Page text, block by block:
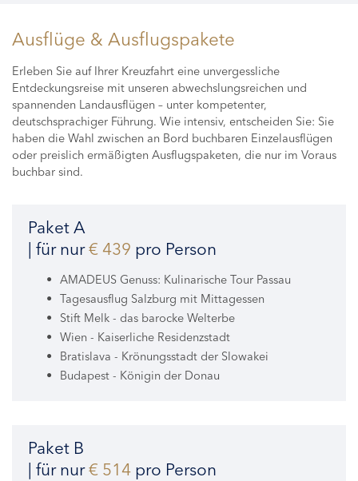
Ausflüge & Ausflugspakete
Erleben Sie auf Ihrer Kreuzfahrt eine unvergessliche
Entdeckungsreise mit unseren abwechslungsreichen und
spannenden Landausflügen – unter kompetenter,
deutschsprachiger Führung. Wie intensiv, entscheiden Sie: Sie
haben die Wahl zwischen an Bord buchbaren Einzelausflügen
oder preislich ermäßigten Ausflugspaketen, die nur im Voraus
buchbar sind.
Paket A
| für nur€ 439 pro Person
AMADEUS Genuss: Kulinarische Tour Passau
Tagesausflug Salzburg mit Mittagessen
Stift Melk - das barocke Welterbe
Wien - Kaiserliche Residenzstadt
Bratislava - Krönungsstadt der Slowakei
Budapest - Königin der Donau
Paket B
| für nur€ 514 pro Person